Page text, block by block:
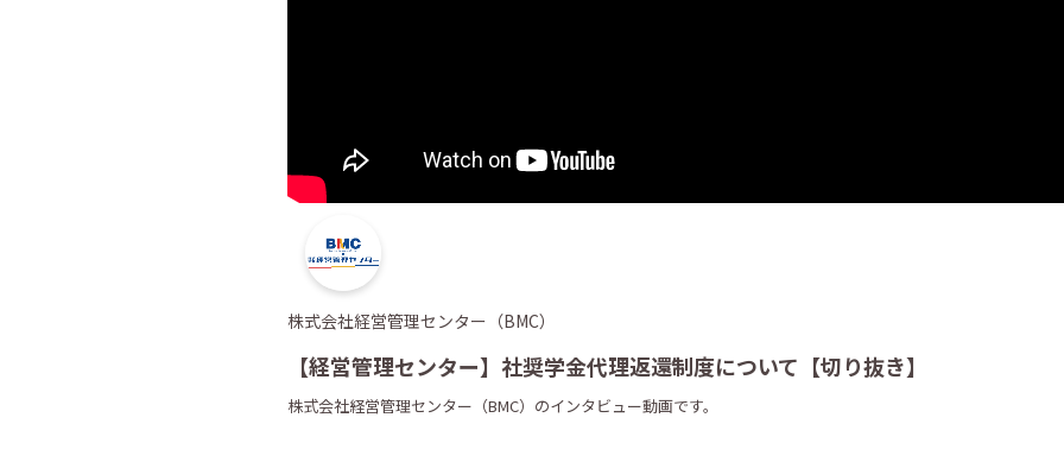
株式会社経営管理センター（BMC）
【経営管理センター】社奨学金代理返還制度について【切り抜き】
株式会社経営管理センター（BMC）のインタビュー動画です。